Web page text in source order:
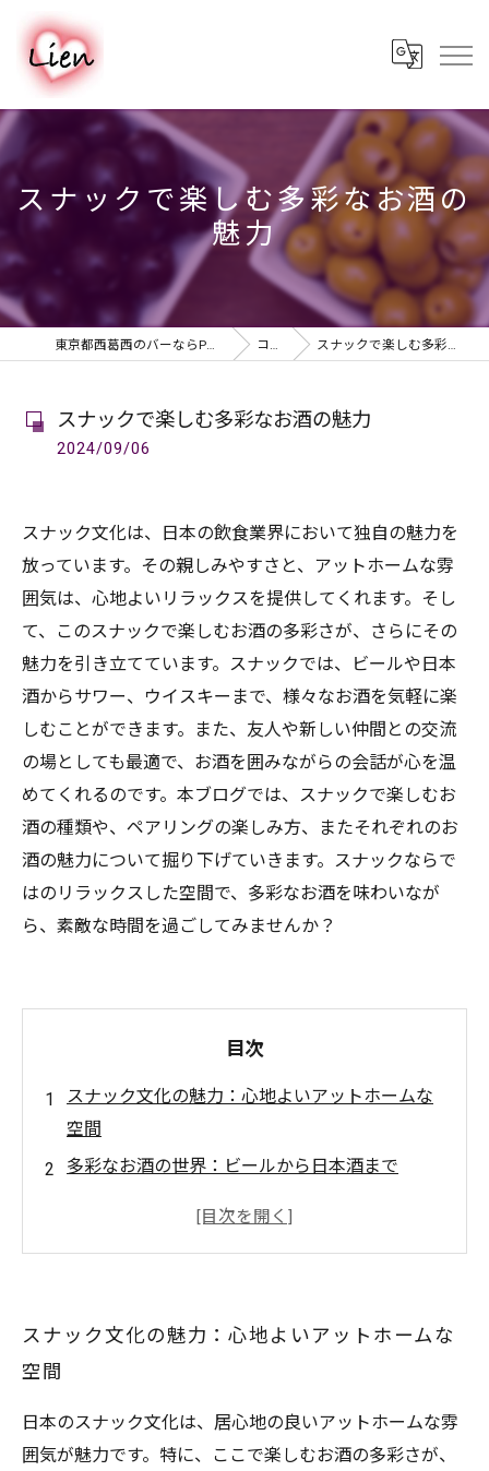
スナックで楽しむ多彩なお酒の
魅力
東京都西葛西のバーならPUB & BAR Lien コラム スナックで楽しむ多彩なお酒の魅力
スナックで楽しむ多彩なお酒の魅力
2024/09/06
スナック文化は、日本の飲食業界において独自の魅力を
放っています。その親しみやすさと、アットホームな雰
囲気は、心地よいリラックスを提供してくれます。そし
て、このスナックで楽しむお酒の多彩さが、さらにその
魅力を引き立てています。スナックでは、ビールや日本
酒からサワー、ウイスキーまで、様々なお酒を気軽に楽
しむことができます。また、友人や新しい仲間との交流
の場としても最適で、お酒を囲みながらの会話が心を温
めてくれるのです。本ブログでは、スナックで楽しむお
酒の種類や、ペアリングの楽しみ方、またそれぞれのお
酒の魅力について掘り下げていきます。スナックならで
はのリラックスした空間で、多彩なお酒を味わいなが
ら、素敵な時間を過ごしてみませんか？
目次
スナック文化の魅力：心地よいアットホームな
空間
多彩なお酒の世界：ビールから日本酒まで
スナックでの楽しいひととき：友人との交流を
リラックスした夜を過ごすためのスナックの選
多様なお酒を通じて得られるコミュニケーショ
ンの力
スナック文化の魅力：心地よいアットホームな
空間
日本のスナック文化は、居心地の良いアットホームな雰
囲気が魅力です。特に、ここで楽しむお酒の多彩さが、